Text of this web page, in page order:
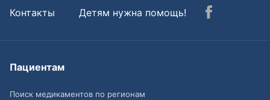
Контакты
Детям нужна помощь!
Пациентам
Поиск медикаментов по регионам